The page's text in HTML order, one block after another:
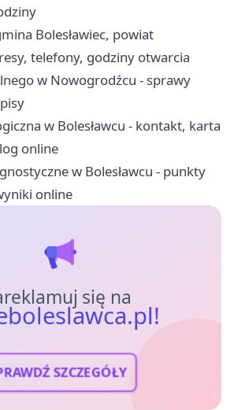
Bolesławiec, powiat
telefony, godziny otwarcia
w Nowogrodźcu - sprawy
w Bolesławcu - kontakt, karta
online
w Bolesławcu - punkty
online
się na
SZCZEGÓŁY